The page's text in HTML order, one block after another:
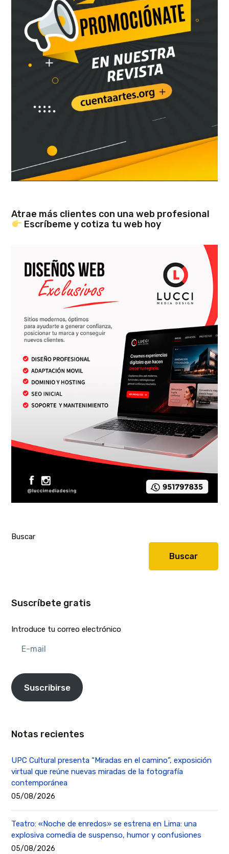
Atrae más clientes con una web profesional
Escríbeme y cotiza tu web hoy
Buscar
Buscar
Suscríbete gratis
Introduce tu correo electrónico
mail
Suscribirse
Notas recientes
UPC Cultural presenta “Miradas en el camino”, exposición
virtual que reúne nuevas miradas de la fotografía
contemporánea
05/08/2026
Teatro: «Noche de enredos» se estrena en Lima: una
explosiva comedia de suspenso, humor y confusiones
05/08/2026